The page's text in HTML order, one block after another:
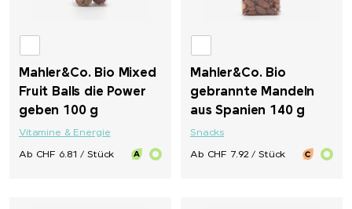
Mahler&Co. Bio Mixed
Fruit Balls die Power
geben 100 g
Vitamine & Energie
Ab CHF 6.81 / Stück
Mahler&Co. Bio
gebrannte Mandeln
aus Spanien 140 g
Snacks
Ab CHF 7.92 / Stück